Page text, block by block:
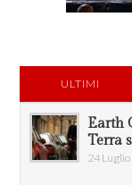
ULTIMI
Earth
Terra
24